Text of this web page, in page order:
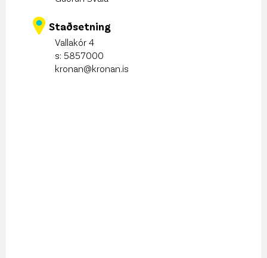
Staðsetning
Vallakór 4
s: 5857000
kronan@kronan.is